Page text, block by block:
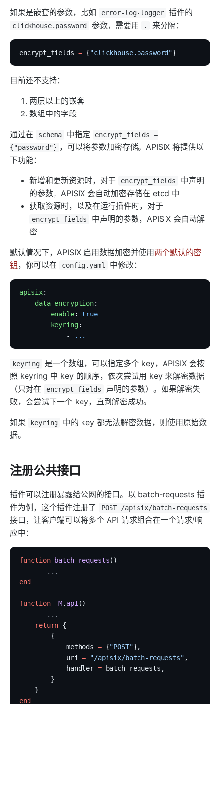
如果是嵌套的参数，比如 error-log-logger 插件的
clickhouse.password 参数，需要用 . 来分隔：
encrypt_fields = {"clickhouse.password"}
目前还不支持：
两层以上的嵌套
数组中的字段
通过在 schema 中指定
encrypt_fields =
{"password"} ，可以将参数加密存储。APISIX 将提供以
下功能：
新增和更新资源时，对于 encrypt_fields
中声明
的参数，APISIX 会自动加密存储在 etcd 中
获取资源时，以及在运行插件时，对于
encrypt_fields
中声明的参数，APISIX 会自动解
密
默认情况下，APISIX 启用数据加密并使用 两个默认的密
钥 ，你可以在 config.yaml 中修改：
apisix:
    data_encryption
:
        enable
: true
        keyring
:
            -
...
keyring
是一个数组，可以指定多个 key，APISIX 会按
照 keyring 中 key 的顺序，依次尝试用 key 来解密数据
（只对在
encrypt_fields
声明的参数）。如果解密失
败，会尝试下一个 key，直到解密成功。
如果 keyring
中的 key 都无法解密数据，则使用原始数
据。
注册公共接口
插件可以注册暴露给公网的接口。以 batch-requests 插
件为例，这个插件注册了
POST /apisix/batch-requests
接口，让客户端可以将多个 API 请求组合在一个请求/响
应中：
function batch_requests ()
    -- ...
end
function _M. api ()
    -- ...
    return
{
        {
            methods
= {"POST"},
            uri
= "/apisix/batch-requests" ,
            handler
= batch_requests,
        }
    }
end